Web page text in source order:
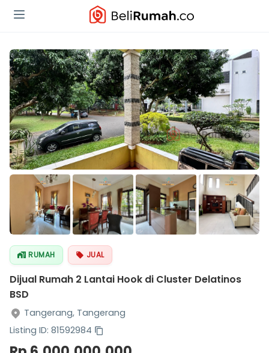
RUMAH JUAL
Dijual Rumah 2 Lantai Hook di Cluster Delatinos
BSD
Tangerang, Tangerang
Listing ID: 81592984